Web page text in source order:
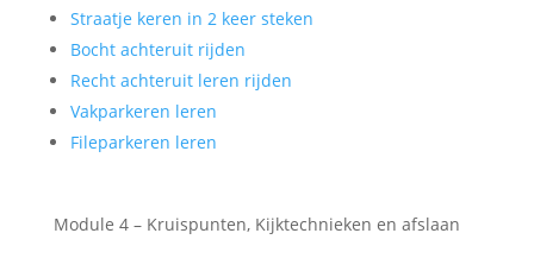
Straatje keren in 2 keer steken
Bocht achteruit rijden
Recht achteruit leren rijden
Vakparkeren leren
Fileparkeren leren
Module 4 – Kruispunten, Kijktechnieken en afslaan